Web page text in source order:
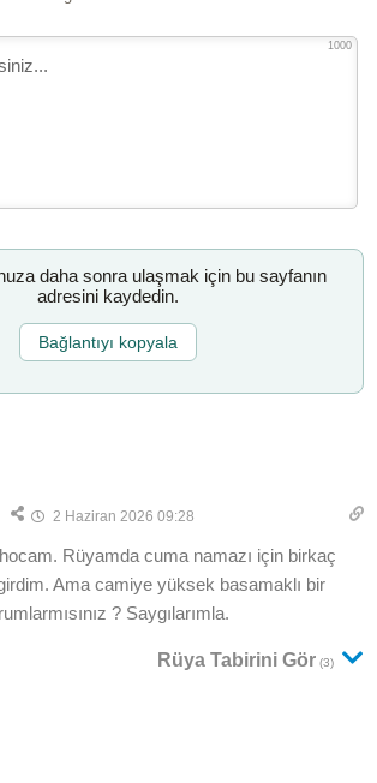
1000
daha sonra ulaşmak için bu sayfanın
adresini kaydedin.
Bağlantıyı kopyala
2 Haziran 2026 09:28
Rüyamda cuma namazı için birkaç
Ama camiye yüksek basamaklı bir
? Saygılarımla.
Rüya Tabirini Gör (3)